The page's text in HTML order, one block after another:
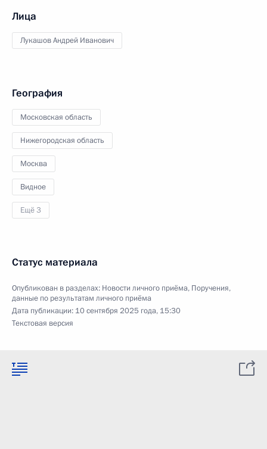
Лица
Лукашов Андрей Иванович
География
Московская область
Нижегородская область
Москва
Видное
Ещё 3
Статус материала
Опубликован в разделах: Новости личного приёма, Поручения,
данные по результатам личного приёма
Дата публикации: 10 сентября 2025 года, 15:30
Текстовая версия